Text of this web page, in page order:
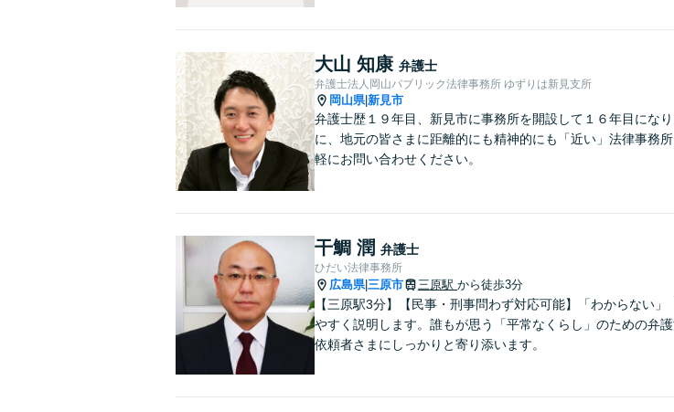
大山 知康 弁護士
弁護士法人岡山パブリック法律事務所 ゆずりは新見支所
岡山県|新見市
弁護士歴１９年目、新見市に事務所を開設して１６年目にな
に、地元の皆さまに距離的にも精神的にも「近い」法律事務
軽にお問い合わせください。
干鯛 潤 弁護士
ひだい法律事務所
広島県| 三原市 三原駅 から徒歩3分
【三原駅3分】【民事・刑事問わず対応可能】「わからない
やすく説明します。誰もが思う「平常なくらし」のための弁
依頼者さまにしっかりと寄り添います。